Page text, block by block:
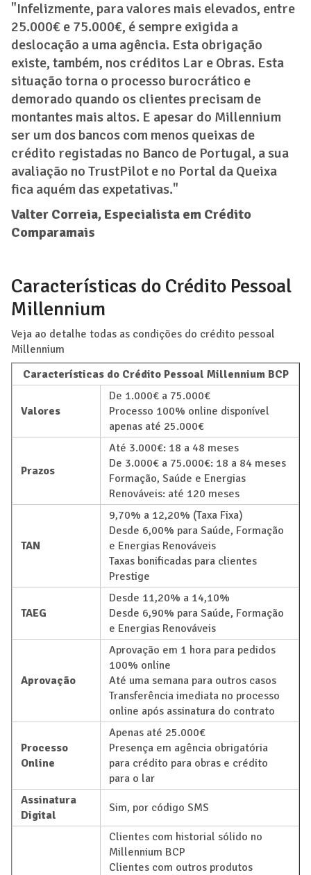
"Infelizmente, para valores mais elevados, entre
25.000€ e 75.000€, é sempre exigida a
deslocação a uma agência. Esta obrigação
existe, também, nos créditos Lar e Obras. Esta
situação torna o processo burocrático e
demorado quando os clientes precisam de
montantes mais altos. E apesar do Millennium
ser um dos bancos com menos queixas de
crédito registadas no Banco de Portugal, a sua
avaliação no TrustPilot e no Portal da Queixa
fica aquém das expetativas."
Valter Correia, Especialista em Crédito
Comparamais
Características do Crédito Pessoal
Millennium
Veja ao detalhe todas as condições do crédito pessoal
Millennium
Características do Crédito Pessoal Millennium BCP
Valores
De 1.000€ a 75.000€
Processo 100% online disponível
apenas até 25.000€
Prazos
Até 3.000€: 18 a 48 meses
De 3.000€ a 75.000€: 18 a 84 meses
Formação, Saúde e Energias
Renováveis: até 120 meses
TAN
9,70% a 12,20% (Taxa Fixa)
Desde 6,00% para Saúde, Formação
e Energias Renováveis
Taxas bonificadas para clientes
Prestige
TAEG
Desde 11,20% a 14,10%
Desde 6,90% para Saúde, Formação
e Energias Renováveis
Aprovação
Aprovação em 1 hora para pedidos
100% online
Até uma semana para outros casos
Transferência imediata no processo
online após assinatura do contrato
Processo
Online
Apenas até 25.000€
Presença em agência obrigatória
para crédito para obras e crédito
para o lar
Assinatura
Digital
Sim, por código SMS
Clientes com historial sólido no
Millennium BCP
Clientes com outros produtos